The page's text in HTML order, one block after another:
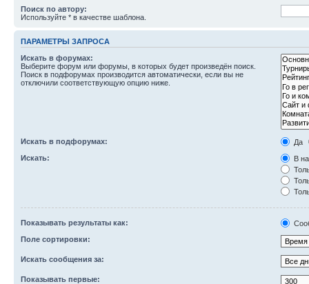
Поиск по автору:
Используйте * в качестве шаблона.
ПАРАМЕТРЫ ЗАПРОСА
Искать в форумах:
Выберите форум или форумы, в которых будет произведён поиск.
Поиск в подфорумах производится автоматически, если вы не
отключили соответствующую опцию ниже.
Искать в подфорумах:
Да
Искать:
В
Показывать результаты как:
Поле сортировки:
Искать сообщения за:
Показывать первые: